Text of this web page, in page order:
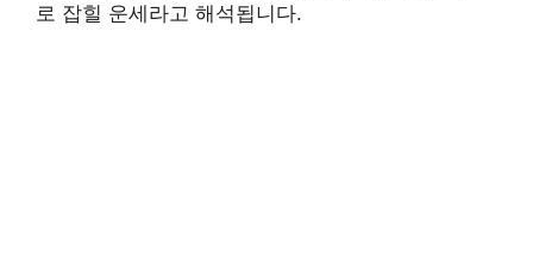
로 잡힐 운세라고 해석됩니다.